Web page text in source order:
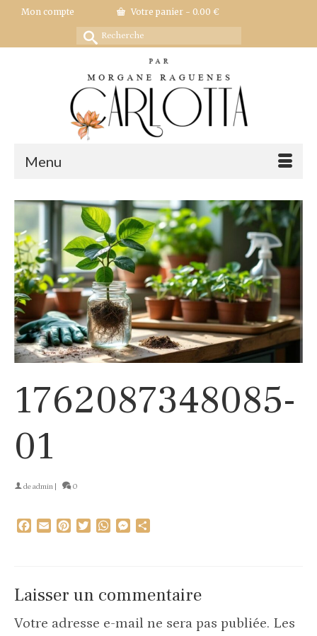
Mon compte Votre panier - 0.00 €
Rechercher :
Menu
1762087348085-
01
deadmin 0
Facebook
EmailPinterestTwitterWhatsAppMessenger
Laisser un commentaire
Votre adresse e-mail ne sera pas publiée. Les